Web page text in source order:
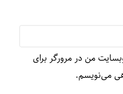
من در مرورگر برای
می‌نویسم.